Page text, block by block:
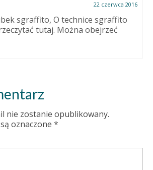
22 czerwca 2016
sgraffito, O technice sgraffito
tutaj. Można obejrzeć
nie zostanie opublikowany.
oznaczone *